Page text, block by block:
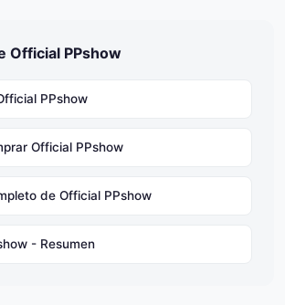
Official PPshow
PPshow
Official PPshow
de Official PPshow
- Resumen